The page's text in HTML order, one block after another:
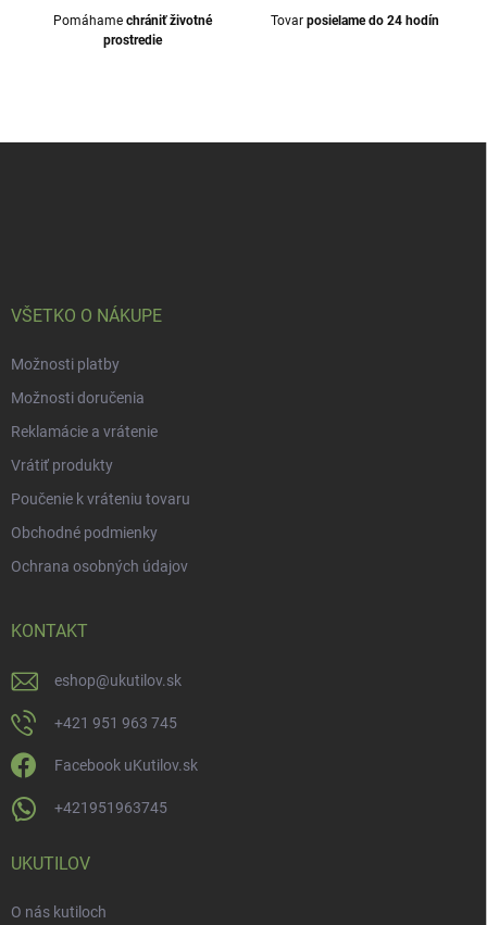
Pomáhame chrániť životné
prostredie
Tovar posielame do 24 hodín
VŠETKO O NÁKUPE
Možnosti platby
Možnosti doručenia
Reklamácie a vrátenie
Vrátiť produkty
Poučenie k vráteniu tovaru
Obchodné podmienky
Ochrana osobných údajov
KONTAKT
eshop@ukutilov.sk
+421 951 963 745
Facebook uKutilov.sk
+421951963745
UKUTILOV
O nás kutiloch